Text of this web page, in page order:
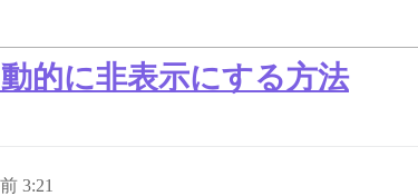
的に非表示にする方法
3:21